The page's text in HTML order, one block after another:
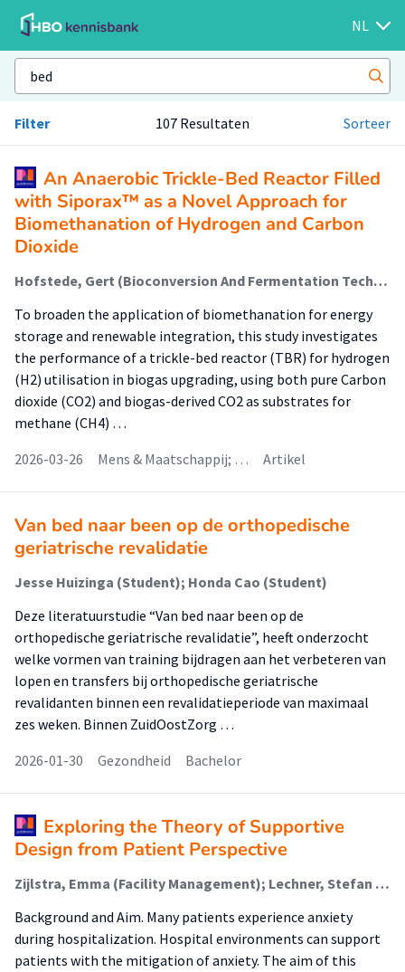
NL
Filter 107 Resultaten Sorteer
An Anaerobic Trickle-Bed Reactor Filled
with Siporax™ as a Novel Approach for
Biomethanation of Hydrogen and Carbon
Dioxide
Hofstede, Gert (Bioconversion And Fermentation Technology); Kloekhorst, Arjan (Biobased Chemistry & Refinery); Krooneman, Janneke (Bioconversion And Fermentation Technology); Koç, Kemal; Zwart, Kor; Faber, Folkert (Healthy Food & Nutrition); Nap, Jan Peter; Euverink, Gert Jan
To broaden the application of biomethanation for energy
storage and renewable integration, this study investigates
the performance of a trickle-bed reactor (TBR) for hydrogen
(H2) utilisation in biogas upgrading, using both pure Carbon
dioxide (CO2) and biogas-derived CO2 as substrates for
methane (CH4) …
2026-03-26
Mens & Maatschappij; … Artikel
Van bed naar been op de orthopedische
geriatrische revalidatie
Jesse Huizinga (Student); Honda Cao (Student)
Deze literatuurstudie “Van bed naar been op de
orthopedische geriatrische revalidatie”, heeft onderzocht
welke vormen van training bijdragen aan het verbeteren van
lopen en transfers bij orthopedische geriatrische
revalidanten binnen een revalidatieperiode van maximaal
zes weken. Binnen ZuidOostZorg …
2026-01-30
Gezondheid Bachelor
Exploring the Theory of Supportive
Design from Patient Perspective
Zijlstra, Emma (Facility Management); Lechner, Stefan C.M. (Facility Management); Mobach, Mark P. (Facility Management); Kyrö, Riikka; Danivska, Vitalija
Background and Aim. Many patients experience anxiety
during hospitalization. Hospital environments can support
patients with the mitigation of anxiety. The aim of this